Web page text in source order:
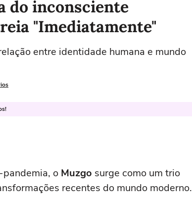
do inconsciente
"Imediatamente"
entre identidade humana e mundo
pandemia, o Muzgo surge como um trio
recentes do mundo moderno.